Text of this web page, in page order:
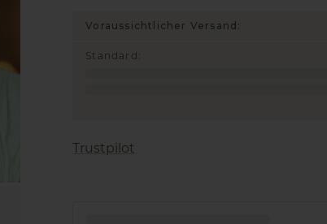
Voraussichtlicher Versand:
Standard :
Trustpilot